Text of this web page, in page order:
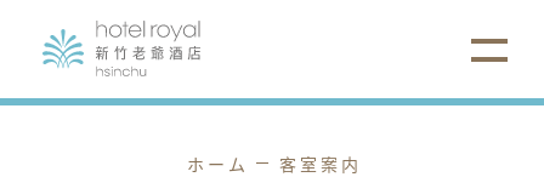
ホーム 客室案内